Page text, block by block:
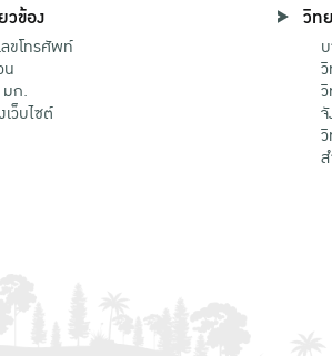
วข้อง
ขโทรศัพท์
น
ก.
ว็บไซต์
วิท